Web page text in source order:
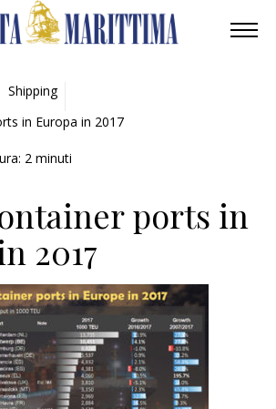
Shipping
in Europa in 2017
2 minuti
ports in
2017